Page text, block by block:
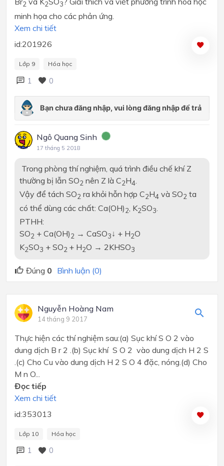
2 2 3
minh họa cho các phản ứng.
Xem chi tiết
id:201926
Lớp 9 Hóa học
1 0
Ngô Quang Sinh
17 tháng 5 2018
Trong phòng thí nghiệm, quá trình điều chế khí Z
thường bị lẫn SO2 nên Z là C2H4.
Vậy để tách SO2 ra khỏi hỗn hợp C2H4 và SO2 ta
có thể dùng các chất: Ca(OH)2 , K2SO3
PTHH:
SO2 + Ca(OH)2 → CaSO3↓ + H2O
K2SO3 + SO2 + H2O → 2KHSO3
Đúng 0 Bình luận (0)
Nguyễn Hoàng Nam
14 tháng 9 2017
Thực hiện các thí nghiệm sau:(a) Sục khí S O 2 vào
dung dịch B r 2 .(b) Sục khí S O 2 vào dung dịch H 2 S
.(c) Cho Cu vào dung dịch H 2 S O 4 đặc, nóng.(d) Cho
M n O...
Đọc tiếp
Xem chi tiết
id:353013
Lớp 10 Hóa học
1 0